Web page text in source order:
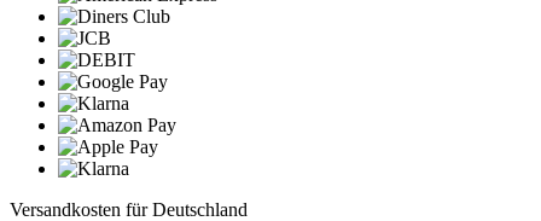
Versandkosten für Deutschland